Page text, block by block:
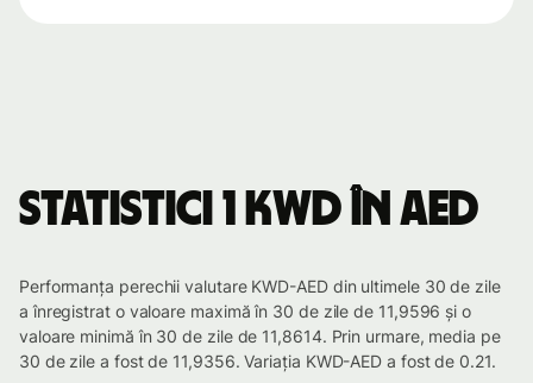
Statistici 1 KWD în AED
Performanța perechii valutare KWD-AED din ultimele 30 de zile
a înregistrat o valoare maximă în 30 de zile de 11,9596 și o
valoare minimă în 30 de zile de 11,8614. Prin urmare, media pe
30 de zile a fost de 11,9356. Variația KWD-AED a fost de 0.21.